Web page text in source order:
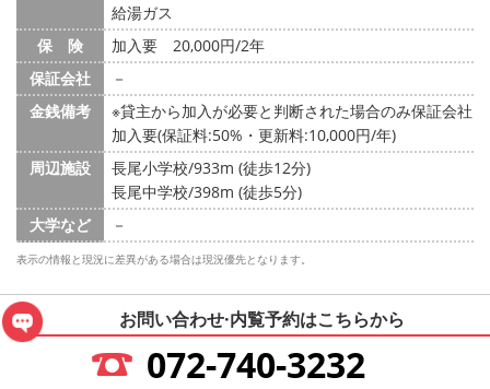
給湯ガス
保 険
加入要 20,000円/2年
保証会社
－
金銭備考
※貸主から加入が必要と判断された場合のみ保証会社
加入要(保証料:50%・更新料:10,000円/年)
周辺施設
長尾小学校/933m (徒歩12分)
長尾中学校/398m (徒歩5分)
大学など
－
表示の情報と現況に差異がある場合は現況優先となります。
お問い合わせ·内覧予約はこちらから
072-740-3232